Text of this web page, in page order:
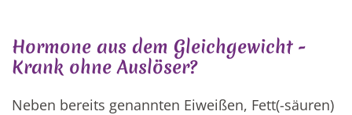
Hormone aus dem Gleichgewicht -
Krank ohne Auslöser?
Neben bereits genannten Eiweißen, Fett(-säuren)